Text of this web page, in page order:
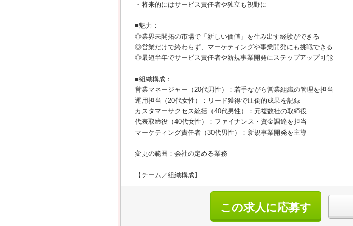
・将来的にはサービス責任者や独立も視野に
■魅力：
◎業界未開拓の市場で「新しい価値」を生み出す経験ができる
◎営業だけで終わらず、マーケティングや事業開発にも挑戦できる
◎最短半年でサービス責任者や新規事業開発にステップアップ可能
■組織構成：
営業マネージャー（20代男性）：若手ながら営業組織の管理を担当
運用担当（20代女性）：リード獲得で圧倒的成果を記録
カスタマーサクセス統括（40代男性）：元複数社の取締役
代表取締役（40代女性）：ファイナンス・資金調達を担当
マーケティング責任者（30代男性）：新規事業開発を主導
変更の範囲：会社の定める業務
【チーム／組織構成】
この求人に応募す